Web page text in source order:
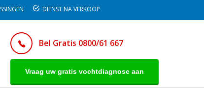
DIENST NA VERKOOP
Bel Gratis 0800/61 667
Vraag uw gratis vochtdiagnose aan